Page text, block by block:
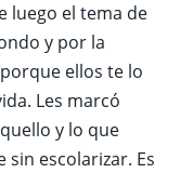
luego el tema de
y por la
ellos te lo
Les marcó
y lo que
escolarizar. Es